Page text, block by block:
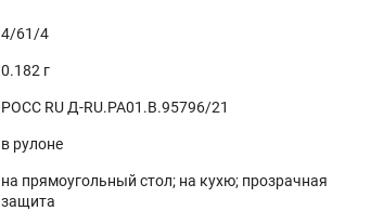
4/61/4
0.182 г
РОСС RU Д-RU.РА01.В.95796/21
в рулоне
на прямоугольный стол; на кухю; прозрачная
защита